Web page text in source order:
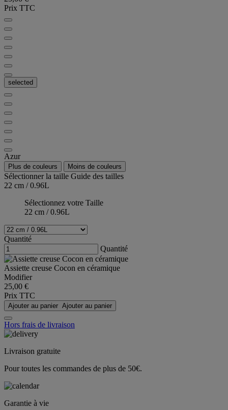
Prix TTC
selected
Azur
Plus de couleurs Moins de couleurs
Sélectionner la taille Guide des tailles
22 cm / 0.96L
Sélectionnez votre Taille
22 cm / 0.96L
Quantité
Quantité
Assiette creuse Cocon en céramique
Modifier
25,00 €
Prix TTC
Ajouter au panier Ajouter au panier
Hors frais de livraison
Livraison gratuite
Pour toutes les commandes de plus de 50€.
Garantie à vie